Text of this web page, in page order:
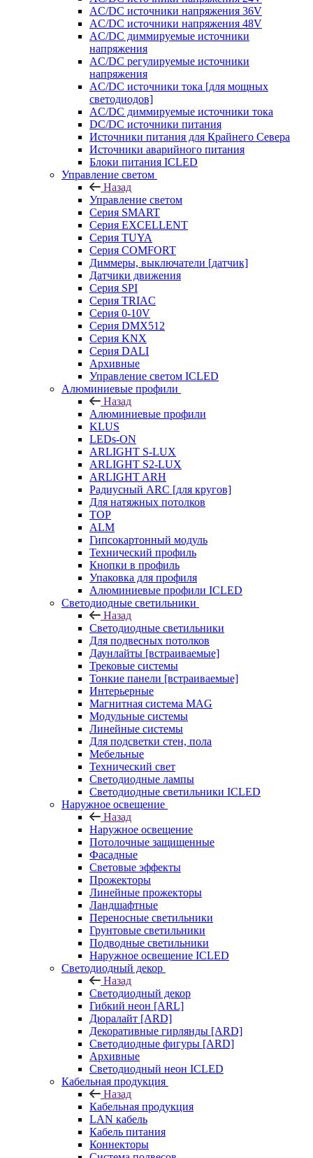
AC/DC источники напряжения 36V
AC/DC источники напряжения 48V
AC/DC диммируемые источники
напряжения
AC/DC регулируемые источники
напряжения
AC/DC источники тока [для мощных
светодиодов]
AC/DC диммируемые источники тока
DC/DC источники питания
Источники питания для Крайнего Севера
Источники аварийного питания
Блоки питания ICLED
Управление светом
Назад
Управление светом
Серия SMART
Серия EXCELLENT
Серия TUYA
Серия COMFORT
Диммеры, выключатели [датчик]
Датчики движения
Серия SPI
Серия TRIAC
Серия 0-10V
Серия DMX512
Серия KNX
Серия DALI
Архивные
Управление светом ICLED
Алюминиевые профили
Назад
Алюминиевые профили
KLUS
LEDs-ON
ARLIGHT S-LUX
ARLIGHT S2-LUX
ARLIGHT ARH
Радиусный ARC [для кругов]
Для натяжных потолков
TOP
ALM
Гипсокартонный модуль
Технический профиль
Кнопки в профиль
Упаковка для профиля
Алюминиевые профили ICLED
Светодиодные светильники
Назад
Светодиодные светильники
Для подвесных потолков
Даунлайты [встраиваемые]
Трековые системы
Тонкие панели [встраиваемые]
Интерьерные
Магнитная система MAG
Модульные системы
Линейные системы
Для подсветки стен, пола
Мебельные
Технический свет
Светодиодные лампы
Светодиодные светильники ICLED
Наружное освещение
Назад
Наружное освещение
Потолочные защищенные
Фасадные
Световые эффекты
Прожекторы
Линейные прожекторы
Ландшафтные
Переносные светильники
Грунтовые светильники
Подводные светильники
Наружное освещение ICLED
Светодиодный декор
Назад
Светодиодный декор
Гибкий неон [ARL]
Дюралайт [ARD]
Декоративные гирлянды [ARD]
Светодиодные фигуры [ARD]
Архивные
Светодиодный неон ICLED
Кабельная продукция
Назад
Кабельная продукция
LAN кабель
Кабель питания
Коннекторы